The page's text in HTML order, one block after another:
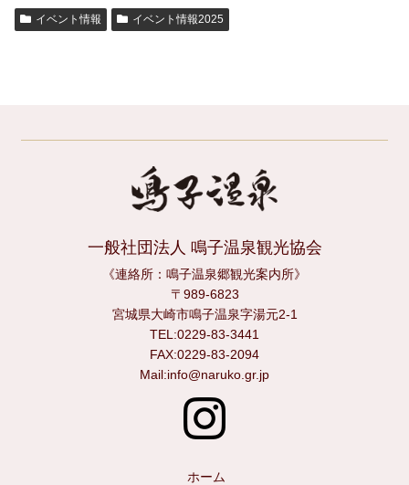
イベント情報 イベント情報2025
一般社団法人 鳴子温泉観光協会
《連絡所：鳴子温泉郷観光案内所》
〒989-6823
宮城県大崎市鳴子温泉字湯元2-1
TEL:0229-83-3441
FAX:0229-83-2094
Mail:info@naruko.gr.jp
ホーム